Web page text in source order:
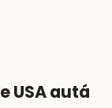
USA autá